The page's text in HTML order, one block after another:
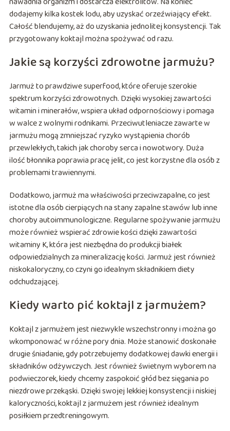
dodajemy kilka kostek lodu, aby uzyskać orzeźwiający efekt.
Całość blendujemy, aż do uzyskania jednolitej konsystencji. Tak
przygotowany koktajl można spożywać od razu.
Jakie są korzyści zdrowotne jarmużu?
Jarmuż to prawdziwe superfood, które oferuje szerokie
spektrum korzyści zdrowotnych. Dzięki wysokiej zawartości
witamin i minerałów, wspiera układ odpornościowy i pomaga
w walce z wolnymi rodnikami. Przeciwutleniacze zawarte w
jarmużu mogą zmniejszać ryzyko wystąpienia chorób
przewlekłych, takich jak choroby serca i nowotwory. Duża
ilość błonnika poprawia pracę jelit, co jest korzystne dla osób z
problemami trawiennymi.
Dodatkowo, jarmuż ma właściwości przeciwzapalne, co jest
istotne dla osób cierpiących na stany zapalne stawów lub inne
choroby autoimmunologiczne. Regularne spożywanie jarmużu
może również wspierać zdrowie kości dzięki zawartości
witaminy K, która jest niezbędna do produkcji białek
odpowiedzialnych za mineralizację kości. Jarmuż jest również
niskokaloryczny, co czyni go idealnym składnikiem diety
odchudzającej.
Kiedy warto pić koktajl z jarmużem?
Koktajl z jarmużem jest niezwykle wszechstronny i można go
wkomponować w różne pory dnia. Może stanowić doskonałe
drugie śniadanie, gdy potrzebujemy dodatkowej dawki energii i
składników odżywczych. Jest również świetnym wyborem na
podwieczorek, kiedy chcemy zaspokoić głód bez sięgania po
niezdrowe przekąski. Dzięki swojej lekkiej konsystencji i niskiej
kaloryczności, koktajl z jarmużem jest również idealnym
posiłkiem przedtreningowym.